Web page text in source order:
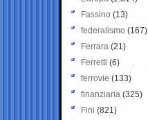
Fassino (13)
federalismo (167)
Ferrara (21)
Ferretti (6)
ferrovie (133)
finanziaria (325)
Fini (821)